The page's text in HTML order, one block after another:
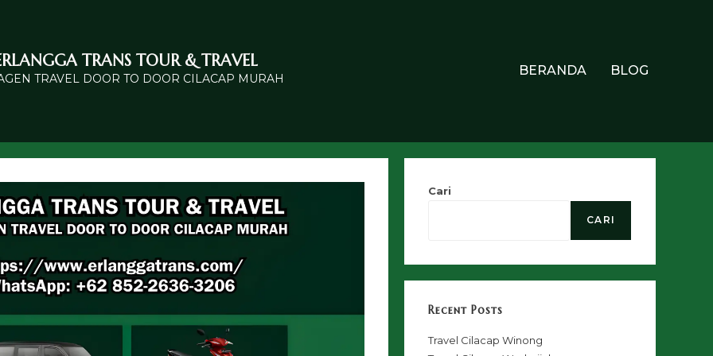
TRANS TOUR & TRAVEL
TRAVEL DOOR TO DOOR CILACAP MURAH
BERANDA BLOG
Cari
CARI
Recent Posts
Travel Cilacap Winong